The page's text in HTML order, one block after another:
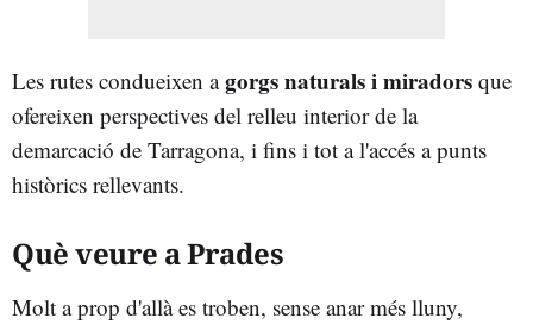
Les rutes condueixen agorgs naturals i miradors que
ofereixen perspectives del relleu interior de la
demarcació de Tarragona, i fins i tot a l'accés a punts
històrics rellevants.
Què veure a Prades
Molt a prop d'allà es troben, sense anar més lluny,